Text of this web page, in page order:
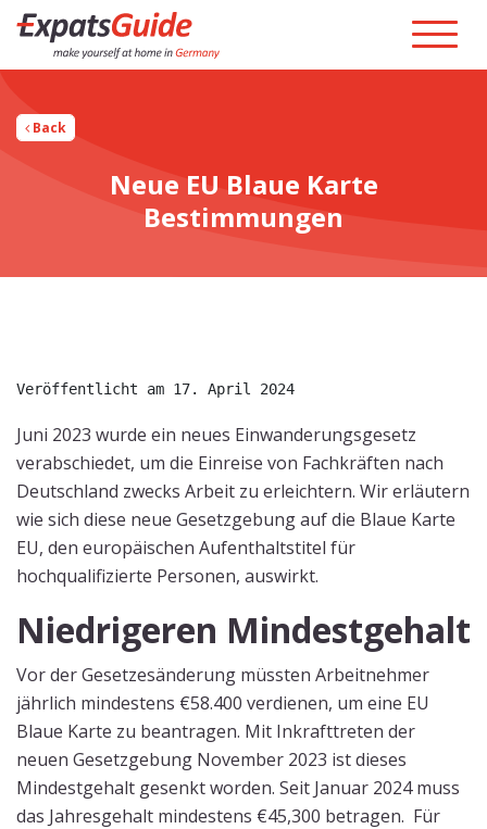
Back
Neue EU Blaue Karte
Bestimmungen
Veröffentlicht am 17. April 2024
Juni 2023 wurde ein neues Einwanderungsgesetz
verabschiedet, um die Einreise von Fachkräften nach
Deutschland zwecks Arbeit zu erleichtern. Wir erläutern
wie sich diese neue Gesetzgebung auf die Blaue Karte
EU, den europäischen Aufenthaltstitel für
hochqualifizierte Personen, auswirkt.
Niedrigeren Mindestgehalt
Vor der Gesetzesänderung müssten Arbeitnehmer
jährlich mindestens €58.400 verdienen, um eine EU
Blaue Karte zu beantragen. Mit Inkrafttreten der
neuen Gesetzgebung November 2023 ist dieses
Mindestgehalt gesenkt worden. Seit Januar 2024 muss
das Jahresgehalt mindestens €45,300 betragen. Für